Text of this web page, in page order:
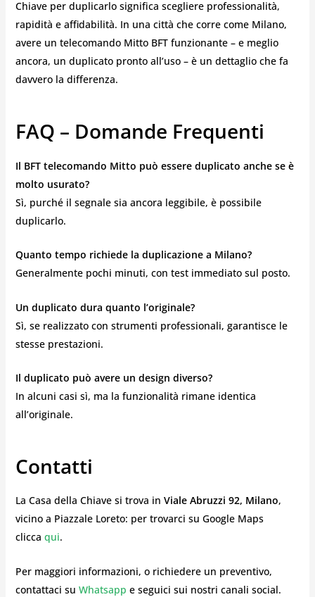
Chiave per duplicarlo significa scegliere professionalità,
rapidità e affidabilità. In una città che corre come Milano,
avere un telecomando Mitto BFT funzionante – e meglio
ancora, un duplicato pronto all’uso – è un dettaglio che fa
davvero la differenza.
FAQ – Domande Frequenti
Il BFT telecomando Mitto può essere duplicato anche se è
molto usurato?
Sì, purché il segnale sia ancora leggibile, è possibile
duplicarlo.
Quanto tempo richiede la duplicazione a Milano?
Generalmente pochi minuti, con test immediato sul posto.
Un duplicato dura quanto l’originale?
Sì, se realizzato con strumenti professionali, garantisce le
stesse prestazioni.
Il duplicato può avere un design diverso?
In alcuni casi sì, ma la funzionalità rimane identica
all’originale.
Contatti
La Casa della Chiave si trova in Viale Abruzzi 92, Milano,
vicino a Piazzale Loreto: per trovarci su Google Maps
clicca qui.
Per maggiori informazioni, o richiedere un preventivo,
contattaci su Whatsapp e seguici sui nostri canali social.